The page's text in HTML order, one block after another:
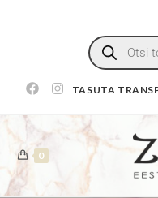
TASUTA
0